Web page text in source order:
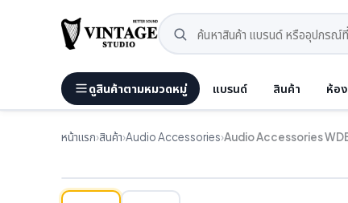
ดูสินค้าตามหมวดหมู่ แบรนด์ สินค้า ห้อ
หน้าแรก›สินค้า›Audio Accessories›Audio Accessories